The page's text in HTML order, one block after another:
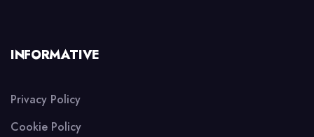
INFORMATIVE
Privacy Policy
Cookie Policy